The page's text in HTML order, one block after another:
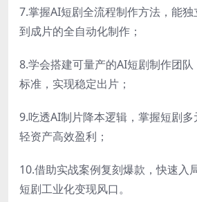
7.掌握AI短剧全流程制作方法，能
到成片的全自动化制作；
8.学会搭建可量产的AI短剧制作团
标准，实现稳定出片；
9.吃透AI制片降本逻辑，掌握短剧
轻资产高效盈利；
10.借助实战案例复刻爆款，快速入
短剧工业化变现风口。